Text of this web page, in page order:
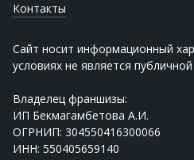
Контакты
Сайт носит информационный
условиях не является
Владелец франшизы:
ИП Бекмагамбетова А.И.
ОГРНИП: 304550416300066
ИНН: 550405659140